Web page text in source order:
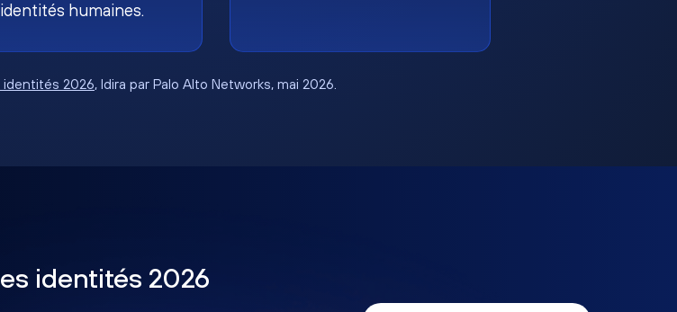
identités humaines.
2026, Idira par Palo Alto Networks, mai 2026.
identités 2026